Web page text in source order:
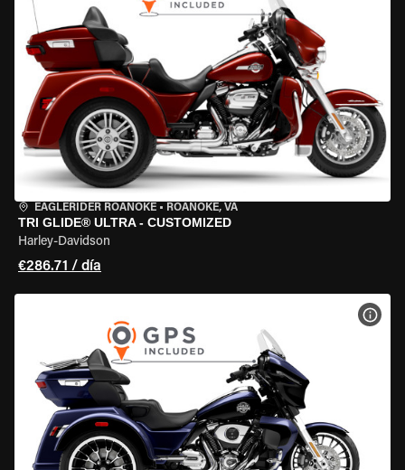
EAGLERIDER ROANOKE • ROANOKE, VA
TRI GLIDE® ULTRA - CUSTOMIZED
Harley-Davidson
€286.71 / día
VER